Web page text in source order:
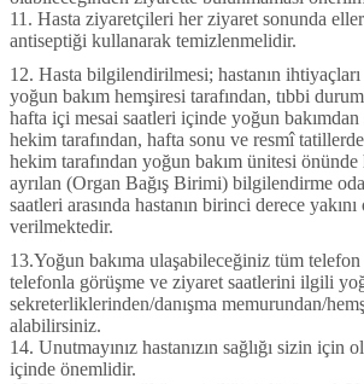
11. Hasta ziyaretçileri her ziyaret sonunda
antiseptiği kullanarak temizlenmelidir.
12. Hasta bilgilendirilmesi; hastanın
yoğun bakım hemşiresi tarafından, tıbbi
hafta içi mesai saatleri içinde yoğun
hekim tarafından, hafta sonu ve resmî
hekim tarafından yoğun bakım ünitesi önünde
ayrılan (Organ Bağış Birimi) bilgilendirme
saatleri arasında hastanın birinci derece
verilmektedir.
13.Yoğun bakıma ulaşabileceğiniz tüm telefon
telefonla görüşme ve ziyaret saatlerini ilgili
sekreterliklerinden/danışma memurundan/
alabilirsiniz.
14. Unutmayınız hastanızın sağlığı sizin için
içinde önemlidir.